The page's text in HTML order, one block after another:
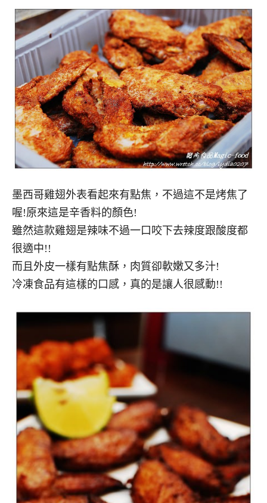
墨西哥雞翅外表看起來有點焦，不過這不是烤焦了
喔!原來這是辛香料的顏色!
雖然這款雞翅是辣味不過一口咬下去辣度跟酸度都
很適中!!
而且外皮一樣有點焦酥，肉質卻軟嫩又多汁!
冷凍食品有這樣的口感，真的是讓人很感動!!